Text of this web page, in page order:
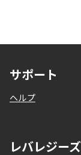
サポート
ヘルプ
レバレジー